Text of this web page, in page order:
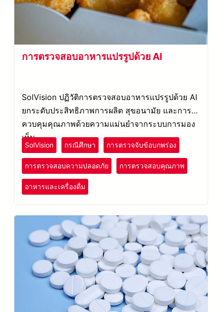
การตรวจสอบอาหารแปรรูปด้วย AI
SolVision ปฏิวัติการตรวจสอบอาหารแปรรูปด้วย AI
ยกระดับประสิทธิภาพการผลิต สุขอนามัย และการ
ควบคุมคุณภาพด้วยความแม่นยำจากระบบการมอง
เห็น
SolVision กรณีศึกษา การตรวจจับข้อบกพร่อง
การตรวจสอบความปลอดภัย การตรวจสอบคุณภาพ
อาหารและเครื่องดื่ม